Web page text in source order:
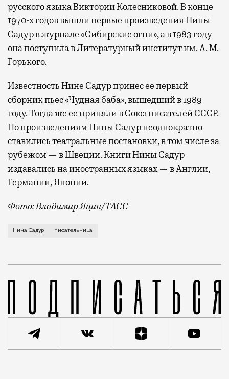
русского языка Виктории Колесниковой. В конце
1970-х годов вышли первые произведения Нины
Садур в журнале «Сибирские огни», а в 1983 году
она поступила в Литературный институт им. А. М.
Горького.
Известность Нине Садур принес ее первый
сборник пьес «Чудная баба», вышедший в 1989
году. Тогда же ее приняли в Союз писателей СССР.
По произведениям Нины Садур неоднократно
ставились театральные постановки, в том числе за
рубежом — в Швеции. Книги Нины Садур
издавались на иностранных языках — в Англии,
Германии, Японии.
Фото: Владимир Яцин/ТАСС
Нина Николаевна Садур скончалась на 74-м году
Нина Садур писательница